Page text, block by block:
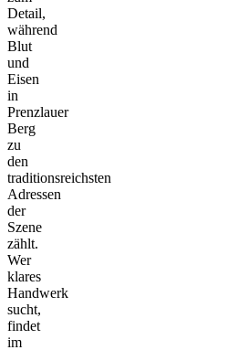
Detail,
während
Blut
und
Eisen
in
Prenzlauer
Berg
zu
den
traditionsreichsten
Adressen
der
Szene
zählt.
Wer
klares
Handwerk
sucht,
findet
im